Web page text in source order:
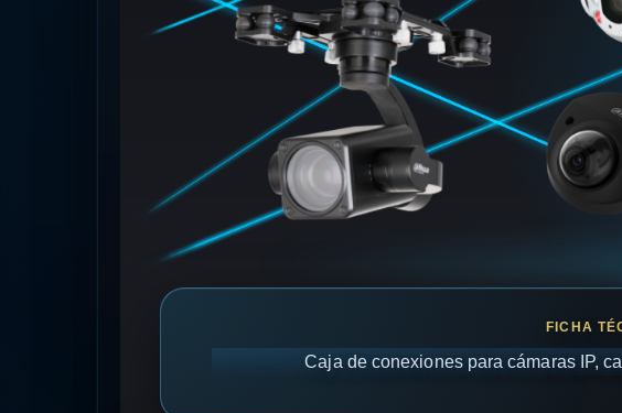
Caja de conexiones para cámaras IP,